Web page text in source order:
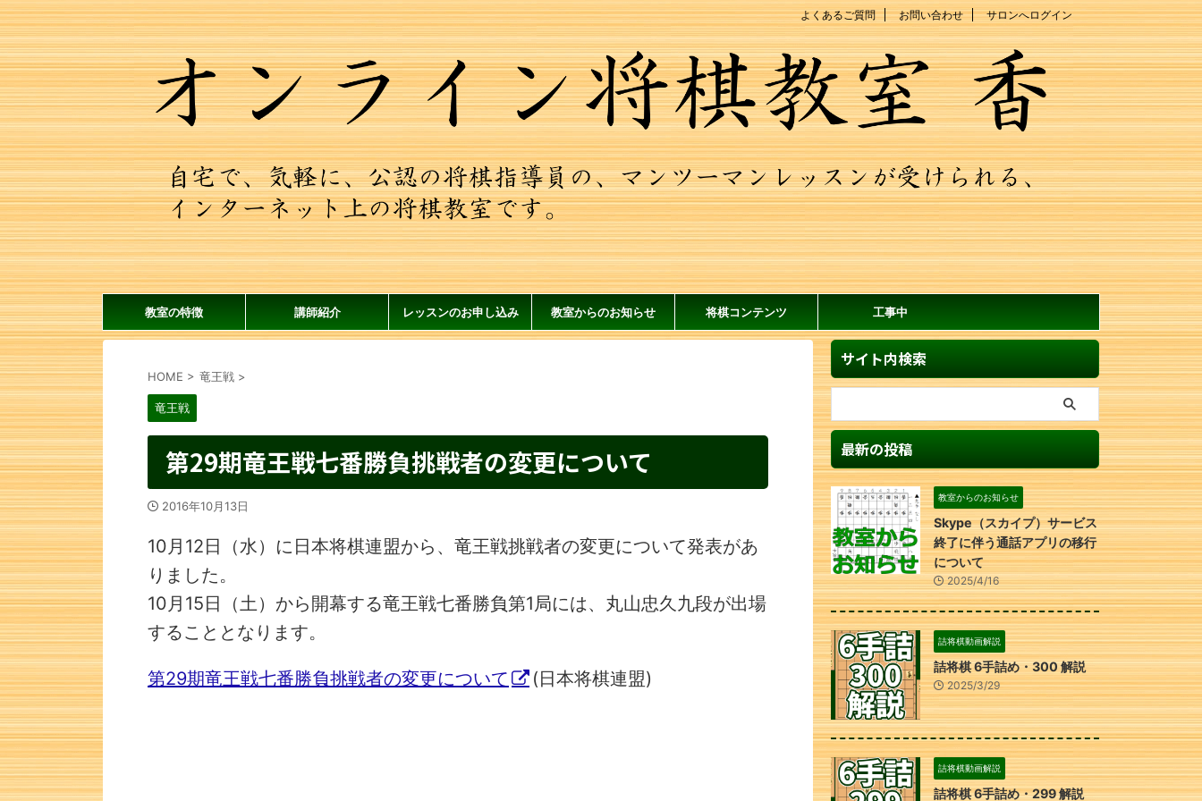
よくあるご質問 お問い合わせ サロンへログイン
教室の特徴 講師紹介 レッスンのお申し込み 教室からのお知らせ 将棋コンテンツ 工事中
HOME > 竜王戦 >
竜王戦
第29期竜王戦七番勝負挑戦者の変更について
2016年10月13日
10月12日（水）に日本将棋連盟から、竜王戦挑戦者の変更について発表があ
りました。
10月15日（土）から開幕する竜王戦七番勝負第1局には、丸山忠久九段が出場
することとなります。
第29期竜王戦七番勝負挑戦者の変更について (日本将棋連盟)
サイト内検索
最新の投稿
教室からのお知らせ
Skype（スカイプ）サービス
終了に伴う通話アプリの移行
について
2025/4/16
詰将棋動画解説
詰将棋 6手詰め・300 解説
2025/3/29
詰将棋動画解説
詰将棋 6手詰め・299 解説